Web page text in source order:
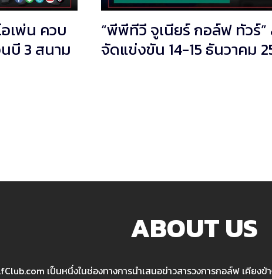
พ่น ควบ
นบี 3 สนาม
“พีพีทีวี จูเนียร์ กอล์ฟ ทัวร์
จัดแข่งขัน 14-15 ธันวาคม
ABOUT US
เป็นหนึ่งในช่องทางการนำเสนอข่าวสารวงการกอล์ฟ เคี